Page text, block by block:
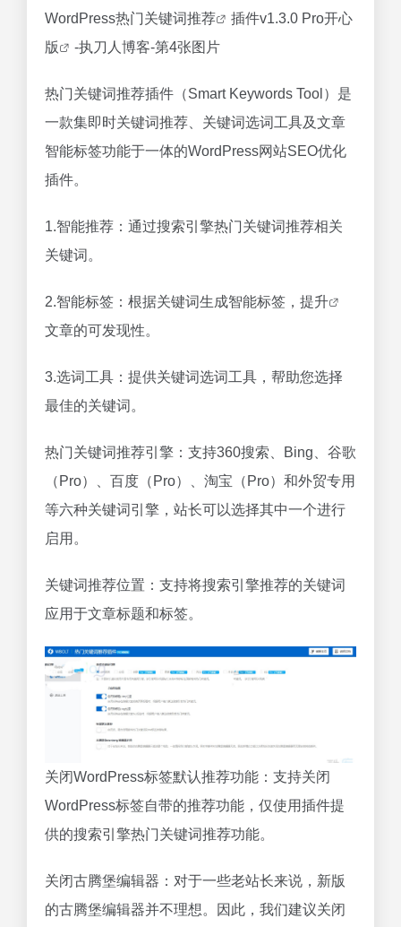
WordPress热门关键词推荐 插件v1.3.0 Pro开心
版
-执刀人博客-第4张图片
热门关键词推荐插件（Smart Keywords Tool）是
一款集即时关键词推荐、关键词选词工具及文章
智能标签功能于一体的WordPress网站SEO优化
插件。
1.智能推荐：通过搜索引擎热门关键词推荐相关
关键词。
2.智能标签：根据关键词生成智能标签， 提升
文章的可发现性。
3.选词工具：提供关键词选词工具，帮助您选择
最佳的关键词。
热门关键词推荐引擎：支持360搜索、Bing、谷歌
（Pro）、百度（Pro）、淘宝（Pro）和外贸专用
等六种关键词引擎，站长可以选择其中一个进行
启用。
关键词推荐位置：支持将搜索引擎推荐的关键词
应用于文章标题和标签。
关闭WordPress标签默认推荐功能：支持关闭
WordPress标签自带的推荐功能，仅使用插件提
供的搜索引擎热门关键词推荐功能。
关闭古腾堡编辑器：对于一些老站长来说，新版
的古腾堡编辑器并不理想。因此，我们建议关闭